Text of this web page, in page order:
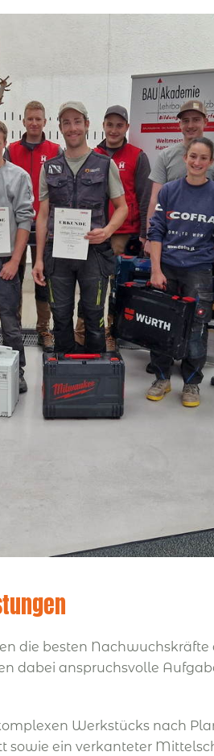
die besten
dabei anspruchsvolle
Werkstücks nach
ein verkanteter